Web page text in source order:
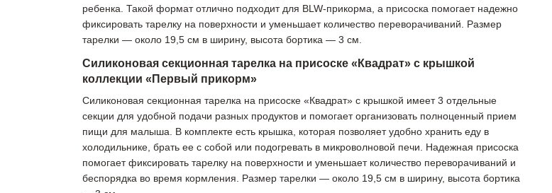
ребенка. Такой формат отлично подходит для BLW-прикорма, а присоска помогает надежно
фиксировать тарелку на поверхности и уменьшает количество переворачиваний. Размер
тарелки — около 19,5 см в ширину, высота бортика — 3 см.
Силиконовая секционная тарелка на присоске «Квадрат» с крышкой
коллекции «Первый прикорм»
Силиконовая секционная тарелка на присоске «Квадрат» с крышкой имеет 3 отдельные
секции для удобной подачи разных продуктов и помогает организовать полноценный прием
пищи для малыша. В комплекте есть крышка, которая позволяет удобно хранить еду в
холодильнике, брать ее с собой или подогревать в микроволновой печи. Надежная присоска
помогает фиксировать тарелку на поверхности и уменьшает количество переворачиваний и
беспорядка во время кормления. Размер тарелки — около 19,5 см в ширину, высота бортика